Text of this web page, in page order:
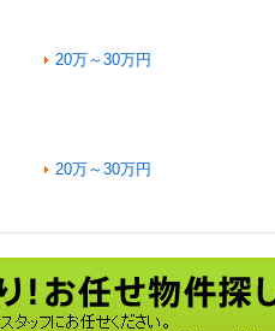
20万～30万円
20万～30万円